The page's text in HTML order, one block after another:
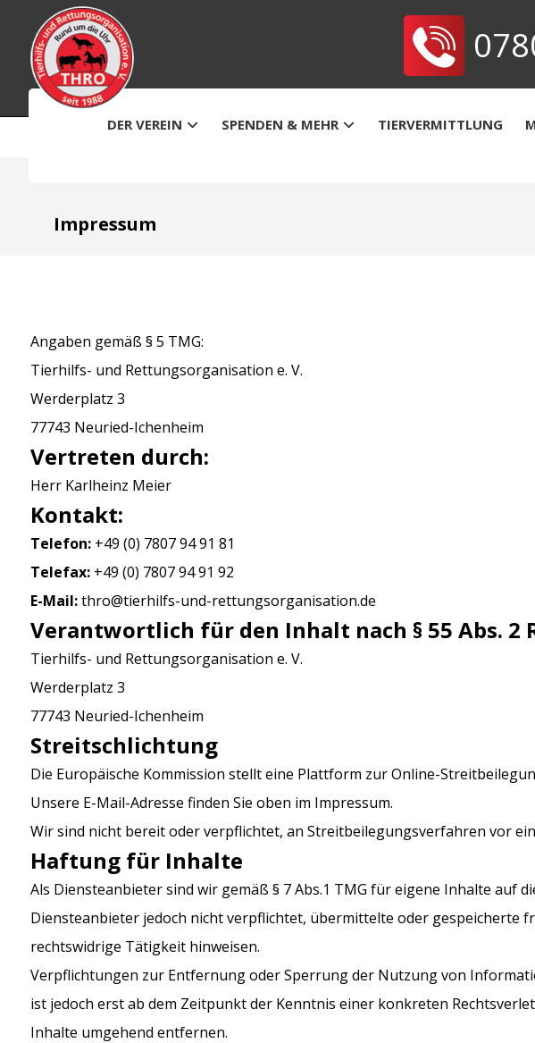
DER VEREIN SPENDEN & MEHR TIERVERMITTLUNG
Impressum
Angaben gemäß § 5 TMG:
Tierhilfs- und Rettungsorganisation e. V.
Werderplatz 3
77743 Neuried-Ichenheim
Vertreten durch:
Herr Karlheinz Meier
Kontakt:
Telefon:+49 (0) 7807 94 91 81
Telefax:+49 (0) 7807 94 91 92
E-Mail: thro@tierhilfs-und-rettungsorganisation.de
Verantwortlich für den Inhalt nach § 55 Abs. 2
Tierhilfs- und Rettungsorganisation e. V.
Werderplatz 3
77743 Neuried-Ichenheim
Streitschlichtung
Die Europäische Kommission stellt eine Plattform zur Online-
Unsere E-Mail-Adresse finden Sie oben im Impressum.
Wir sind nicht bereit oder verpflichtet, an Streitbeilegungsverfahren vor
Haftung für Inhalte
Als Diensteanbieter sind wir gemäß § 7 Abs.1 TMG für eigene Inhalte auf
Diensteanbieter jedoch nicht verpflichtet, übermittelte oder gespeicherte
rechtswidrige Tätigkeit hinweisen.
Verpflichtungen zur Entfernung oder Sperrung der Nutzung von
ist jedoch erst ab dem Zeitpunkt der Kenntnis einer konkreten
Inhalte umgehend entfernen.